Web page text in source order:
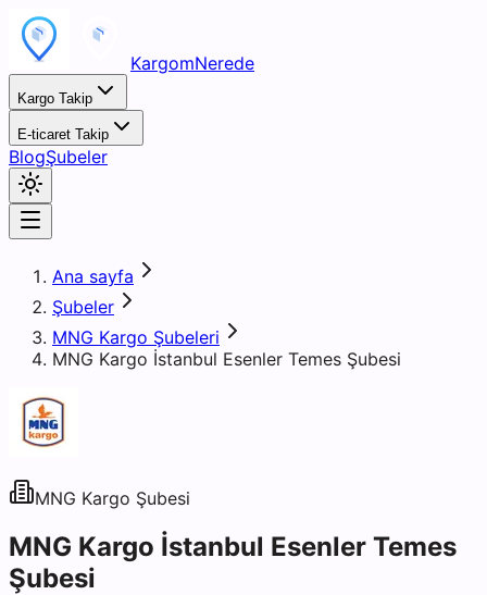
KargomNerede
Kargo Takip
E-ticaret Takip
BlogŞubeler
Ana sayfa
Şubeler
MNG Kargo Şubeleri
MNG Kargo İstanbul Esenler Temes Şubesi
MNG Kargo Şubesi
MNG Kargo İstanbul Esenler Temes
Şubesi